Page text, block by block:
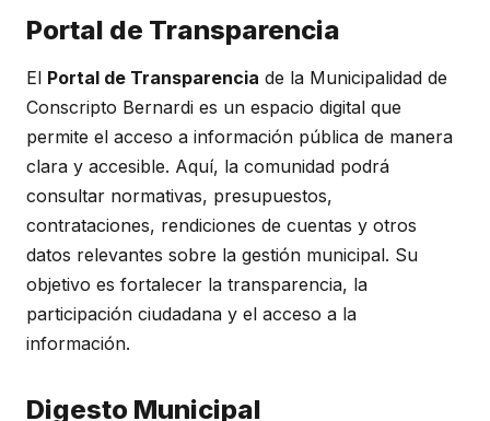
Portal de Transparencia
El Portal de Transparencia de la Municipalidad de
Conscripto Bernardi es un espacio digital que
permite el acceso a información pública de manera
clara y accesible. Aquí, la comunidad podrá
consultar normativas, presupuestos,
contrataciones, rendiciones de cuentas y otros
datos relevantes sobre la gestión municipal. Su
objetivo es fortalecer la transparencia, la
participación ciudadana y el acceso a la
información.
Digesto Municipal